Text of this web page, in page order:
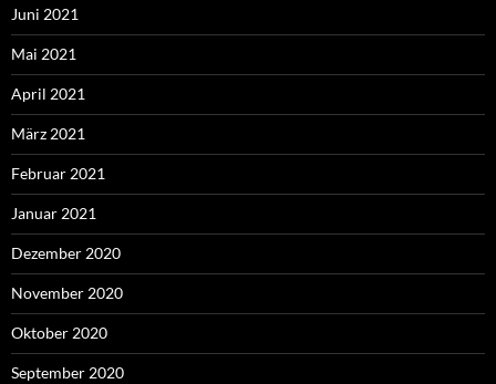
Juni 2021
Mai 2021
April 2021
März 2021
Februar 2021
Januar 2021
Dezember 2020
November 2020
Oktober 2020
September 2020